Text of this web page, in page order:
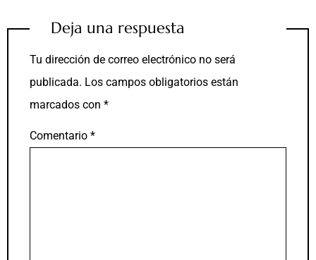
Deja una respuesta
Tu dirección de correo electrónico no será
publicada. Los campos obligatorios están
marcados con *
Comentario *